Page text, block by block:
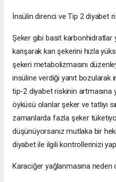
İnsülin direnci ve Tip 2 diyabet
Şeker gibi basit karbonhidratlar
karışarak kan şekerini hızla
şekeri metabolizmasını
insüline verdiği yanıt bozularak
tip-2 diyabet riskinin artmasına
öyküsü olanlar şeker ve tatlıyı
zamanlarda fazla şeker
düşünüyorsanız mutlaka bir
diyabet ile ilgili kontrollerinizi
Karaciğer yağlanmasına neden